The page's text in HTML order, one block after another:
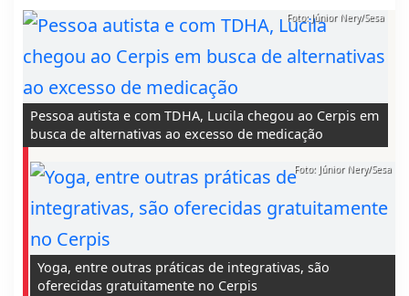
Pessoa autista e com TDHA, Lucila chegou ao Cerpis em
busca de alternativas ao excesso de medicação
Foto: Júnior Nery/Sesa
Yoga, entre outras práticas de integrativas, são
oferecidas gratuitamente no Cerpis
Foto: Júnior Nery/Sesa